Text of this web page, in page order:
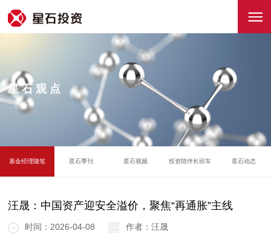
星石观点
基金经理随笔 星石季刊 星石视频 投资陪伴长班车 星石动态
汪晟：中国资产迎安全溢价，聚焦“再通胀”主线
时间：2026-04-08 作者：汪晟